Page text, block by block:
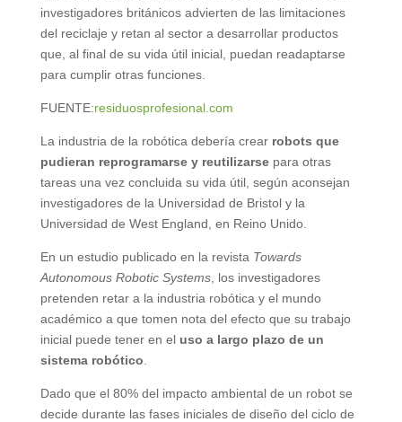
investigadores británicos advierten de las limitaciones
del reciclaje y retan al sector a desarrollar productos
que, al final de su vida útil inicial, puedan readaptarse
para cumplir otras funciones.
FUENTE:residuosprofesional.com
La industria de la robótica debería crear robots que
pudieran reprogramarse y reutilizarsepara otras
tareas una vez concluida su vida útil, según aconsejan
investigadores de la Universidad de Bristol y la
Universidad de West England, en Reino Unido.
En un estudio publicado en la revista Towards
Autonomous Robotic Systems, los investigadores
pretenden retar a la industria robótica y el mundo
académico a que tomen nota del efecto que su trabajo
inicial puede tener en el uso a largo plazo de un
sistema robótico
Dado que el 80% del impacto ambiental de un robot se
decide durante las fases iniciales de diseño del ciclo de